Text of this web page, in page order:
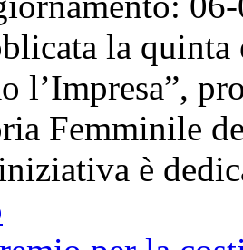
la
l’Impresa”,
Femminile
è